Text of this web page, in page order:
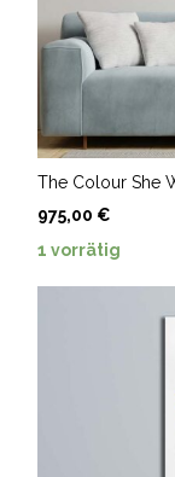
The Colour She
975,00 €
1 vorrätig